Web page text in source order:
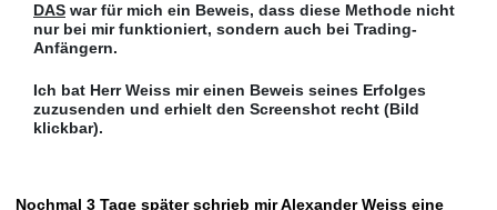
DAS war für mich ein Beweis, dass diese Methode nicht
nur bei mir funktioniert, sondern auch bei Trading-
Anfängern.
Ich bat Herr Weiss mir einen Beweis seines Erfolges
zuzusenden und erhielt den Screenshot recht (Bild
klickbar).
Nochmal 3 Tage später schrieb mir Alexander Weiss eine